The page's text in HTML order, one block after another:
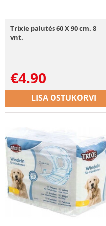
Trixie palutės 60 X 90 cm. 8
vnt.
€4.90
LISA OSTUKORVI